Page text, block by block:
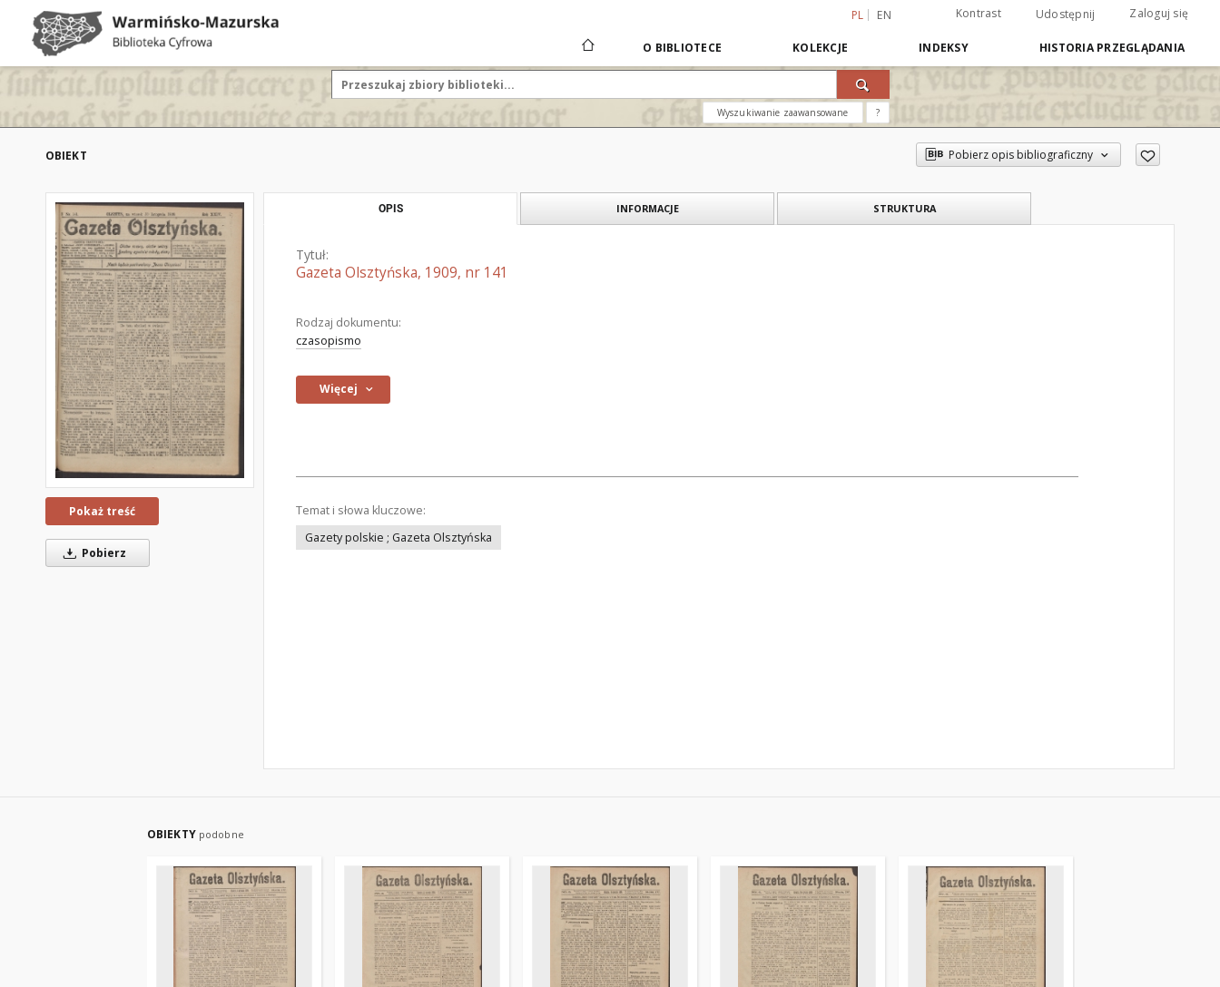
PL EN Kontrast Udostępnij Zaloguj się
O BIBLIOTECE KOLEKCJE INDEKSY HISTORIA PRZEGLĄDANIA
Wyszukiwanie zaawansowane ?
OBIEKT Pobierz opis bibliograficzny
Pokaż treść
Pobierz
OPIS INFORMACJE STRUKTURA
Tytuł:
Gazeta Olsztyńska, 1909, nr 141
Rodzaj dokumentu:
czasopismo
Więcej
Temat i słowa kluczowe:
Gazety polskie ; Gazeta Olsztyńska
OBIEKTY podobne